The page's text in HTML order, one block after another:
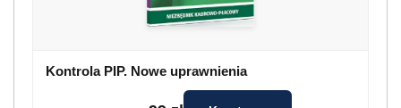
Kontrola PIP. Nowe uprawnienia